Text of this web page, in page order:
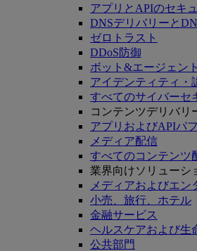
アプリとAPIのセキ
DNSデリバリーと
ゼロトラスト
DDoS防御
ボット&エージェン
アイデンティティ・
すべてのサイバーセ
コンテンツデリバリ
アプリおよびAPIパ
メディア配信
すべてのコンテンツ
業界向けソリューシ
メディアおよびエン
小売、旅行、ホテル
金融サービス
ヘルスケアおよび生
公共部門